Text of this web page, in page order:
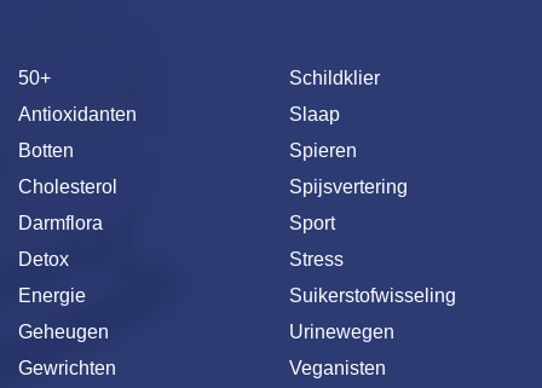
50+
Antioxidanten
Botten
Cholesterol
Darmflora
Detox
Energie
Geheugen
Gewrichten
Schildklier
Slaap
Spieren
Spijsvertering
Sport
Stress
Suikerstofwisseling
Urinewegen
Veganisten